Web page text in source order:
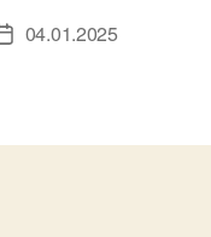
Дата04.01.2025